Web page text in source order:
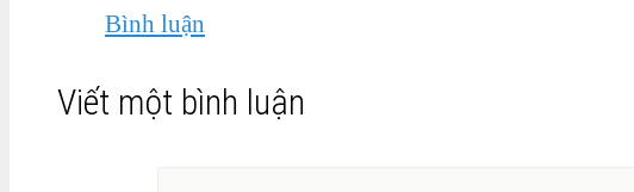
Bình luận
Viết một bình luận